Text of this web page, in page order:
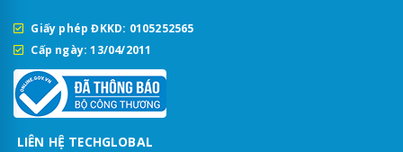
Giấy phép ĐKKD: 0105252565
Cấp ngày: 13/04/2011
LIÊN HỆ TECHGLOBAL